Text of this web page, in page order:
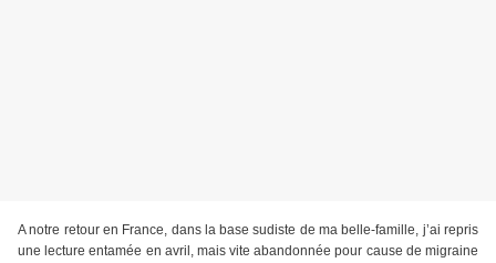
A notre retour en France, dans la base sudiste de ma belle-famille, j’ai repris
une lecture entamée en avril, mais vite abandonnée pour cause de migraine